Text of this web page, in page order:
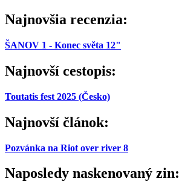
Najnovšia recenzia:
ŠANOV 1 - Konec světa 12"
Najnovší cestopis:
Toutatis fest 2025 (Česko)
Najnovší článok:
Pozvánka na Riot over river 8
Naposledy naskenovaný zin: